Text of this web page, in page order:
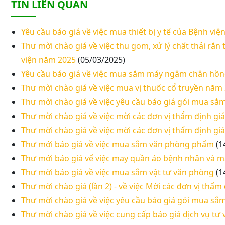
TIN LIÊN QUAN
Yêu cầu báo giá về việc mua thiết bị y tế của Bệnh
Thư mời chào giá về việc thu gom, xử lý chất thải
viện năm 2025(05/03/2025)
Yêu cầu báo giá về việc mua sắm máy ngâm chân
Thư mời chào giá về việc mua vị thuốc cổ truyền năm
Thư mời chào giá về việc yêu cầu báo giá gói mua
Thư mời chào giá về việc mời các đơn vị thẩm định
Thư mời chào giá về việc mời các đơn vị thẩm định
Thư mới báo giá về việc mua sắm văn phòng phẩm
Thư mới báo giá vể việc may quần áo bệnh nhân và
Thư mời báo giá về việc mua sắm vật tư văn phòng
Thư mời chào giá (lần 2) - về việc Mời các đơn vị
Thư mời chào giá về việc yêu cầu báo giá gói mua
Thư mời chào giá về việc cung cấp báo giá dịch vụ